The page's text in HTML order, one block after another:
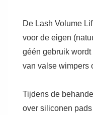
De Lash Volume
voor de eigen
géén gebruik
van valse wimpers
Tijdens de
over siliconen